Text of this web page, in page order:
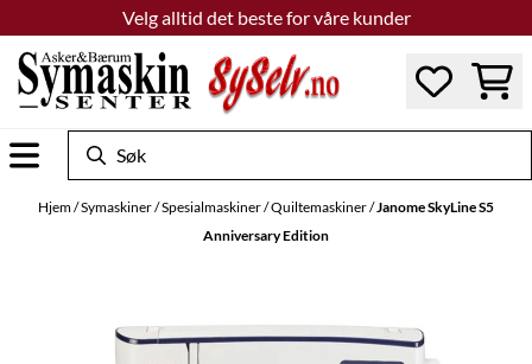
Hopp til innholdVelg alltid det beste for våre kunder
Hjem/Symaskiner/Spesialmaskiner/Quiltemaskiner/Janome SkyLine S5
Anniversary Edition